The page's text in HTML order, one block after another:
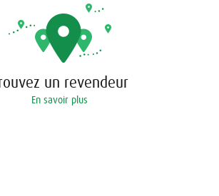
un revendeur
En savoir plus